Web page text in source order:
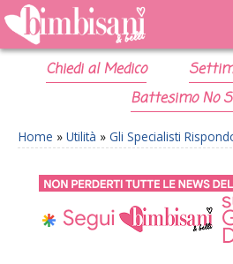
Chiedi al Medico
Battesimo No
Home » Utilità » Gli Specialisti